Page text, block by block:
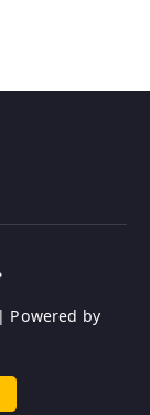
Powered by